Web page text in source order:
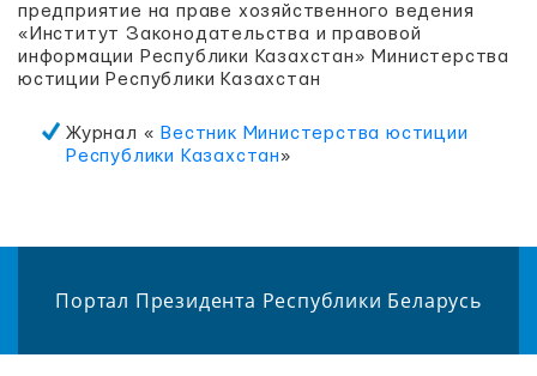
предприятие на праве хозяйственного ведения
«Институт Законодательства и правовой
информации Республики Казахстан» Министерства
юстиции Республики Казахстан
Журнал « Вестник Министерства юстиции
Республики Казахстан»
Портал Президента Республики Беларусь